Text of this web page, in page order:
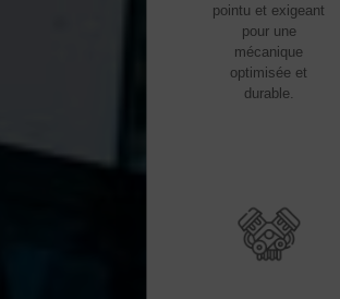
pointu et exigeant
pour une
mécanique
optimisée et
durable.